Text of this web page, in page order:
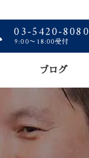
03-5420-8080
9:00〜18:00受付
ブログ